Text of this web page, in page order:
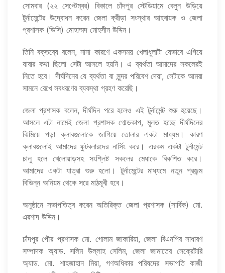
সোমবার (২২ সেপ্টেম্বর) বিকালে চাঁদপুর স্টেডিয়ামে বেলুন উড়িয়ে
টুর্নামেন্টের উদ্বোধন করেন জেলা ক্রীড়া সংস্থার আহবায়ক ও জেলা
প্রশাসক (ডিসি) মোহাম্মদ মোহসীন উদ্দিন।
তিনি বক্তব্যে বলেন, নানা কারণে একসময় খেলাধুলাটা যেভাবে এগিয়ে
যাবার কথা ছিলো সেটা আসলে হয়নি। এ ব্যর্থতা আমাদের সকলেরই
নিতে হবে। দীর্ঘদিনের যে ব্যর্থতা বা সুন্দর পরিবেশ দেয়া, সেটাকে আমরা
সামনে রেখে সবধরণের ব্যবস্থা গ্রহণ করেছি।
জেলা প্রশাসক বলেন, দীর্ঘদিন পরে হলেও এই টুর্নামেন্ট শুরু হয়েছে।
আসলে এটা নামেই জেলা প্রশাসক গোল্ডকাপ, মূলত হচ্ছে দীর্ঘদিনের
ঝিমিয়ে পড়া ক্লাবগুলোকে জাগিয়ে তোলার একটা মাধ্যম। কারণ
ক্লাবগুলোই আমাদের ফুটবলারদের নার্সিং করে। এরকম একটা টুর্নামেন্ট
চালু হলে খেলোয়াড়সহ সংশ্লিষ্ট সকলের মেধাকে বিকশিত করে।
আমাদের একটা যাত্রা শুরু হলো। টুর্নামেন্টের মাধ্যমে নতুন প্রজন্ম
বিভিন্ন অনিয়ম থেকে সরে মাঠমূখী হবে।
অনুষ্ঠানে সভাপতিত্ব করেন অতিরিক্ত জেলা প্রশাসক (সার্বিক) মো.
এরশাদ উদ্দিন।
চাঁদপুর পৌর প্রশাসক মো. গোলাম জাকারিয়া, জেলা বিএনপির সাধারণ
সম্পাদক অ্যাড. সলিম উল্লাহ সেলিম, জেলা জামাতের সেক্রেটারি
অ্যাড. মো. শাহজাহান মিয়া, গণঅধিকার পরিষদের সভাপতি কাজী